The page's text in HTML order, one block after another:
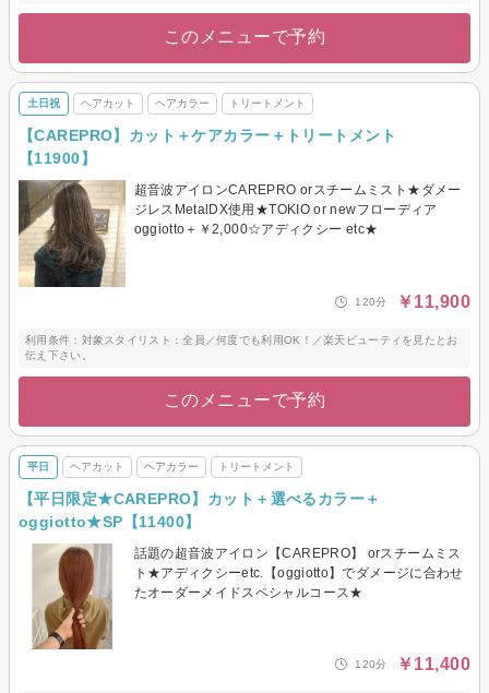
このメニューで予約
土日祝 ヘアカット ヘアカラー トリートメント
【CAREPRO】カット＋ケアカラー＋トリートメント
【11900】
超音波アイロンCAREPRO orスチームミスト★ダメー
ジレスMetalDX使用★TOKIO or newフローディア
oggiotto＋￥2,000☆アディクシー etc★
120分 ￥11,900
利用条件：対象スタイリスト：全員／何度でも利用OK！／楽天ビューティを見たとお
伝え下さい。
このメニューで予約
平日 ヘアカット ヘアカラー トリートメント
【平日限定★CAREPRO】カット＋選べるカラー＋
oggiotto★SP【11400】
話題の超音波アイロン【CAREPRO】 orスチームミス
ト★アディクシーetc.【oggiotto】でダメージに合わせ
たオーダーメイドスペシャルコース★
120分 ￥11,400